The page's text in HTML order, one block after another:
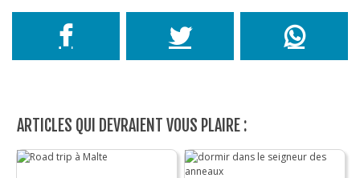
ARTICLES QUI DEVRAIENT VOUS PLAIRE :